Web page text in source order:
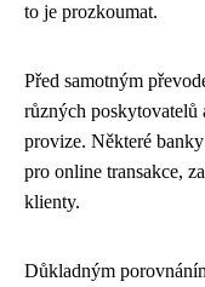
to je prozkoumat.
Před samotným
různých poskytovatelů
provize. Některé
pro online transakce,
klienty.
Důkladným